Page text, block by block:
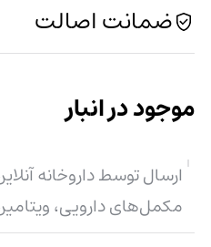
ضمانت اصالت
موجود در انبار
ارسال توسط داروخانه
مکمل‌های دارویی،